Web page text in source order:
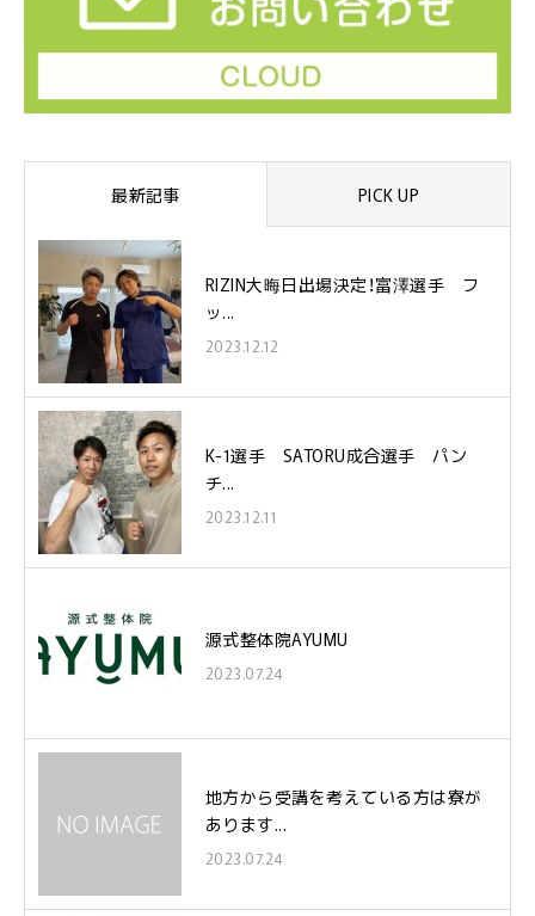
最新記事 PICK UP
RIZIN大晦日出場決定！富澤選手 フ
ッ...
2023.12.12
K-1選手 SATORU成合選手 パン
チ...
2023.12.11
源式整体院AYUMU
2023.07.24
地方から受講を考えている方は寮が
あります...
2023.07.24